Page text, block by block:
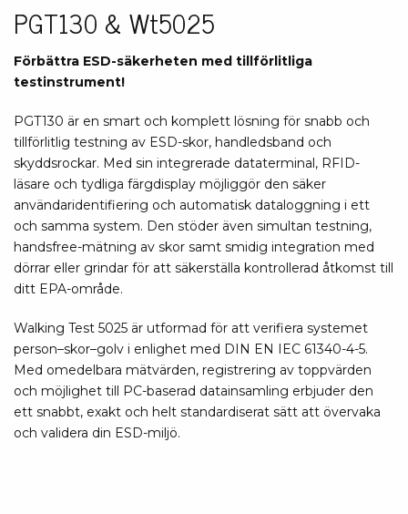
PGT130 & Wt5025
Förbättra ESD-säkerheten med tillförlitliga
testinstrument!
PGT130 är en smart och komplett lösning för snabb och
tillförlitlig testning av ESD-skor, handledsband och
skyddsrockar. Med sin integrerade dataterminal, RFID-
läsare och tydliga färgdisplay möjliggör den säker
användaridentifiering och automatisk dataloggning i ett
och samma system. Den stöder även simultan testning,
handsfree-mätning av skor samt smidig integration med
dörrar eller grindar för att säkerställa kontrollerad åtkomst till
ditt EPA-område.
Walking Test 5025 är utformad för att verifiera systemet
person–skor–golv i enlighet med DIN EN IEC 61340-4-5.
Med omedelbara mätvärden, registrering av toppvärden
och möjlighet till PC-baserad datainsamling erbjuder den
ett snabbt, exakt och helt standardiserat sätt att övervaka
och validera din ESD-miljö.